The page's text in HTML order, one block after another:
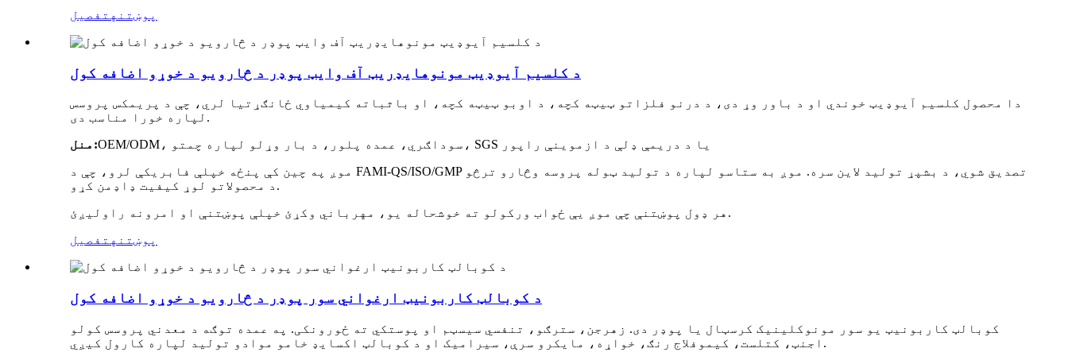
پوښتنه تفصیل
د کلسیم آیوډیټ مونوهایډریټ آف وایټ پوډر د څارویو د خوړو اضافه کول
دا محصول کلسیم آیوډیټ خوندي او د باور وړ دی، د درنو فلزاتو ټیټه کچه، د اوبو ټیټه کچه، او باثباته کیمیاوي ځانګړتیا لري، چې د پریمکس پروسس
لپاره خورا مناسب دی.
منل:
OEM/ODM، سوداګري، عمده پلور، د بار وړلو لپاره چمتو، SGS یا د دریمې ډلې د ازموینې راپور
موږ په چین کې پنځه خپلې فابریکې لرو، چې د FAMI-QS/ISO/GMP تصدیق شوي، د بشپړ تولید لاین سره. موږ به ستاسو لپاره د تولید ټوله پروسه وڅارو ترڅو
د محصولاتو لوړ کیفیت ډاډمن کړو.
هر ډول پوښتنې چې موږ یې ځواب ورکولو ته خوشحاله یو، مهرباني وکړئ خپلې پوښتنې او امرونه راولیږئ.
پوښتنه تفصیل
د کوبالټ کاربونیټ ارغواني سور پوډر د څارویو د خوړو اضافه کول
کوبالټ کاربونیټ یو سور مونوکلینیک کرسټال یا پوډر دی. زهرجن، سترګو، تنفسي سیسټم او پوستکي ته ځورونکی. په عمده توګه د معدني پروسس کولو
اجنټ، کتلست، کیموفلاج رنګ، خواړه، مایکرو سرې، سیرامیک او د کوبالټ اکسایډ خامو موادو تولید لپاره کارول کیږي.